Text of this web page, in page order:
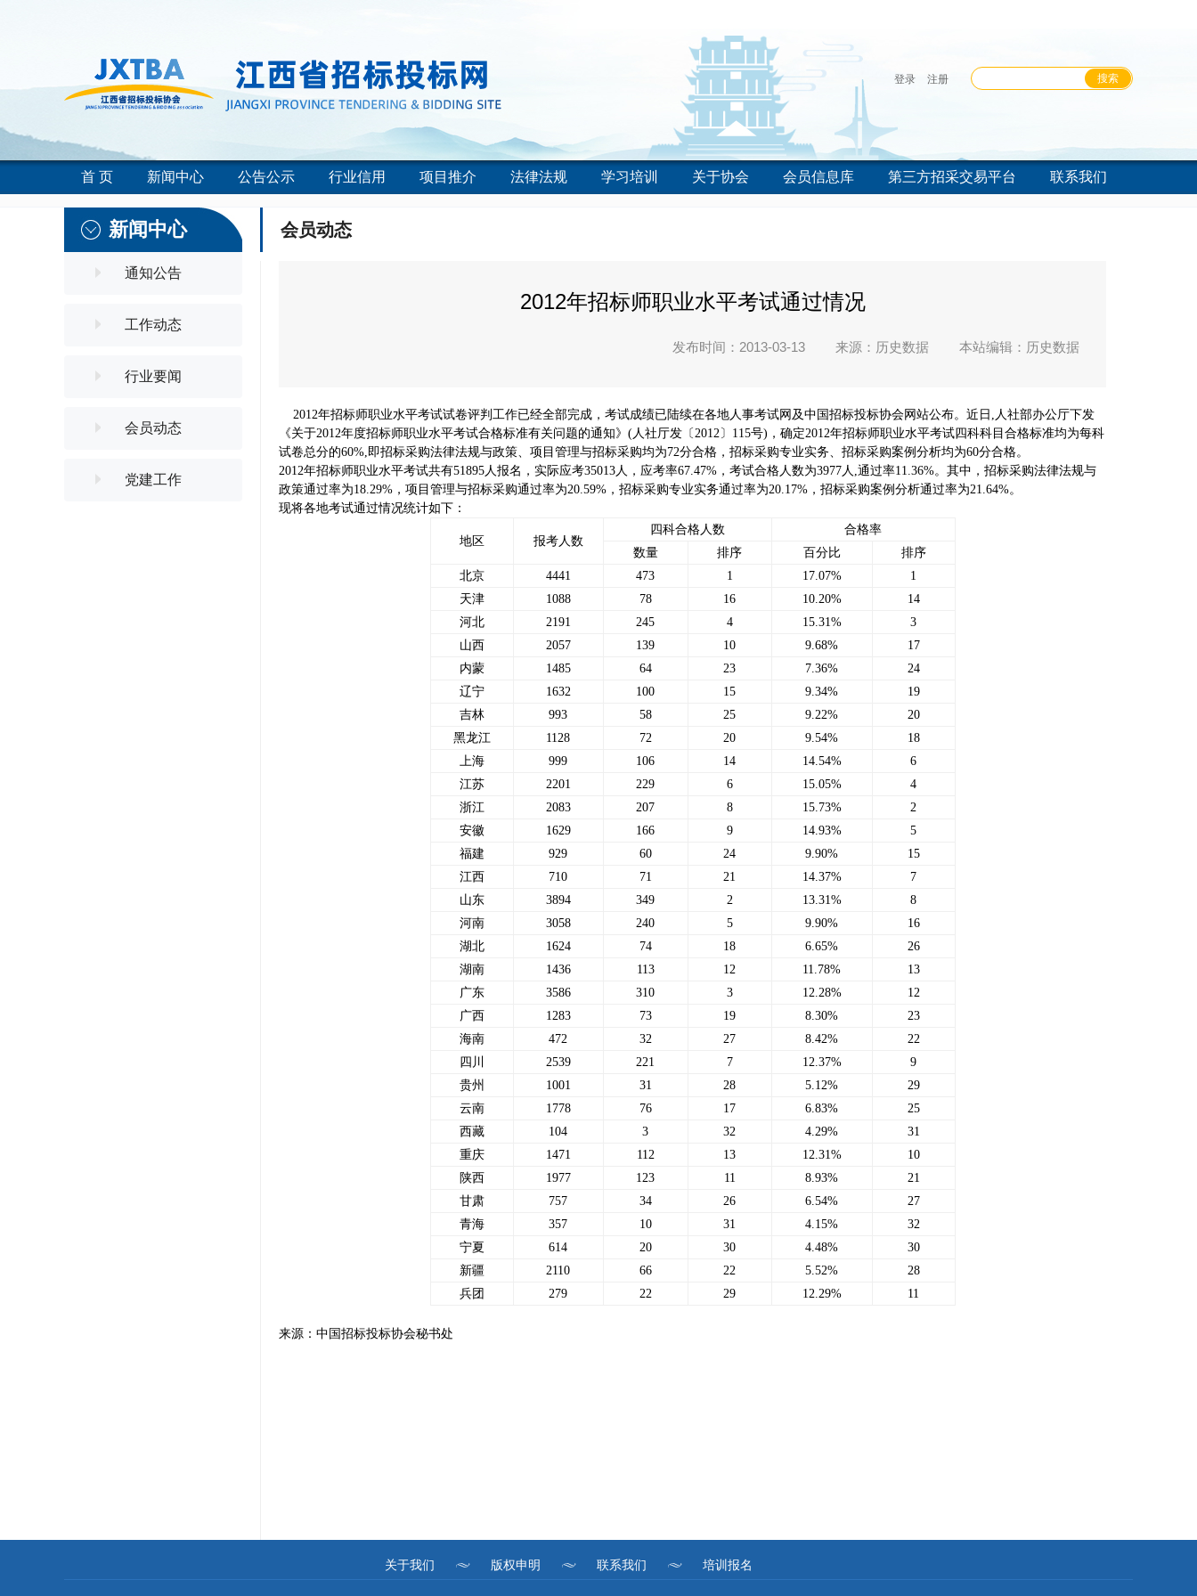
登录 注册
首 页 新闻中心 公告公示 行业信用 项目推介 法律法规 学习培训 关于协会 会员信息库 第三方招采交易平台 联系我们
新闻中心
通知公告
工作动态
行业要闻
会员动态
党建工作
会员动态
2012年招标师职业水平考试通过情况
发布时间：2013-03-13 来源：历史数据 本站编辑：历史数据
2012年招标师职业水平考试试卷评判工作已经全部完成，考试成绩已陆续在各地人事考试网及中国招标投标协会网站公布。近日,人社部办公厅下发
《关于2012年度招标师职业水平考试合格标准有关问题的通知》(人社厅发〔2012〕115号)，确定2012年招标师职业水平考试四科科目合格标准均为每科
试卷总分的60%,即招标采购法律法规与政策、项目管理与招标采购均为72分合格，招标采购专业实务、招标采购案例分析均为60分合格。
2012年招标师职业水平考试共有51895人报名，实际应考35013人，应考率67.47%，考试合格人数为3977人,通过率11.36%。其中，招标采购法律法规与
政策通过率为18.29%，项目管理与招标采购通过率为20.59%，招标采购专业实务通过率为20.17%，招标采购案例分析通过率为21.64%。
现将各地考试通过情况统计如下：
地区 报考人数
四科合格人数
合格率
数量
排序 百分比
排序
北京
4441 473 1 17.07%
1
天津
1088 78 16 10.20%
14
河北
2191 245 4 15.31%
3
山西
2057 139 10 9.68%
17
内蒙
1485 64 23 7.36%
24
辽宁
1632 100 15 9.34%
19
吉林
993 58 25 9.22%
20
黑龙江
1128 72 20 9.54%
18
上海
999 106 14 14.54%
6
江苏
2201 229 6 15.05%
4
浙江
2083 207 8 15.73%
2
安徽
1629 166 9 14.93%
5
福建
929 60 24 9.90%
15
江西
710 71 21 14.37%
7
山东
3894 349 2 13.31%
8
河南
3058 240 5 9.90%
16
湖北
1624 74 18 6.65%
26
湖南
1436 113 12 11.78%
13
广东
3586 310 3 12.28%
12
广西
1283 73 19 8.30%
23
海南
472 32 27 8.42%
22
四川
2539 221 7 12.37%
9
贵州
1001 31 28 5.12%
29
云南
1778 76 17 6.83%
25
西藏
104 3 32 4.29%
31
重庆
1471 112 13 12.31%
10
陕西
1977 123 11 8.93%
21
甘肃
757 34 26 6.54%
27
青海
357 10 31 4.15%
32
宁夏
614 20 30 4.48%
30
新疆
2110 66 22 5.52%
28
兵团
279 22 29 12.29% 11
来源：中国招标投标协会秘书处
关于我们 版权申明 联系我们 培训报名